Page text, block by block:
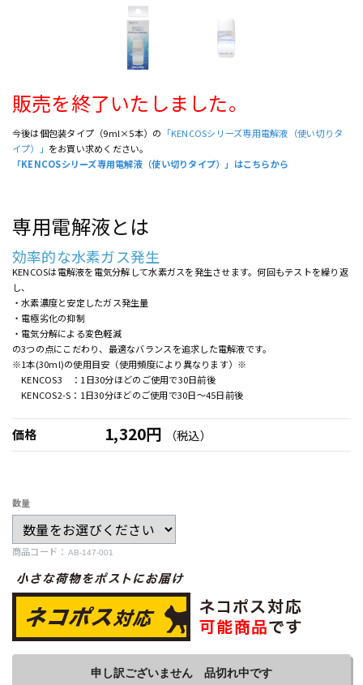
販売を終了いたしました。
今後は個包装タイプ（9ml×5本）の 「KENCOSシリーズ専用電解液（使い切りタ
イプ）」 をお買い求めください。
「KENCOSシリーズ専用電解液（使い切りタイプ）」はこちらから
専用電解液とは
効率的な水素ガス発生
KENCOSは電解液を電気分解して水素ガスを発生させます。何回もテストを繰り返
し、
・水素濃度と安定したガス発生量
・電極劣化の抑制
・電気分解による変色軽減
の3つの点にこだわり、最適なバランスを追求した電解液です。
※1本(30ml)の使用目安（使用頻度により異なります）※
KENCOS3 ：1日30分ほどのご使用で30日前後
KENCOS2-S：1日30分ほどのご使用で30日～45日前後
価格 1,320円 （税込）
数量
商品コード：
申し訳ございません 品切れ中です